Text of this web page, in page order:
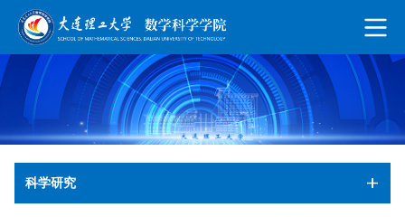
科学研究